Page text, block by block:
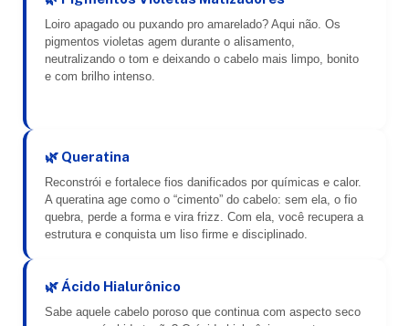
Loiro apagado ou puxando pro amarelado? Aqui não. Os
pigmentos violetas agem durante o alisamento,
neutralizando o tom e deixando o cabelo mais limpo, bonito
e com brilho intenso.
🌿 Queratina
Reconstrói e fortalece fios danificados por químicas e calor.
A queratina age como o “cimento” do cabelo: sem ela, o fio
quebra, perde a forma e vira frizz. Com ela, você recupera a
estrutura e conquista um liso firme e disciplinado.
🌿 Ácido Hialurônico
Sabe aquele cabelo poroso que continua com aspecto seco